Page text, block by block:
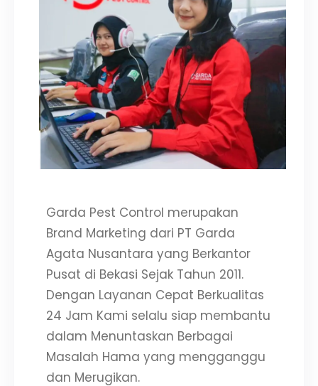
Garda Pest Control merupakan
Brand Marketing dari PT Garda
Agata Nusantara yang Berkantor
Pusat di Bekasi Sejak Tahun 2011.
Dengan Layanan Cepat Berkualitas
24 Jam Kami selalu siap membantu
dalam Menuntaskan Berbagai
Masalah Hama yang mengganggu
dan Merugikan.